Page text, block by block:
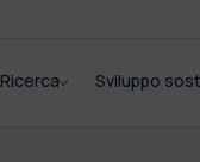
Ricerca Sviluppo